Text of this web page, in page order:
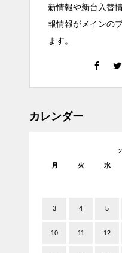
新情報や新台入替
報情報がメインの
ます。
カレンダー
月
火 水
3 4 5
10 11 12